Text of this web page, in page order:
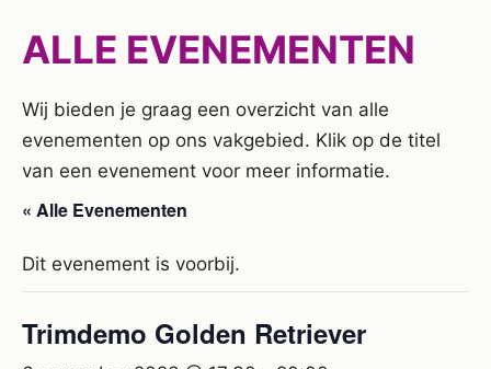
ALLE EVENEMENTEN
Wij bieden je graag een overzicht van alle
evenementen op ons vakgebied. Klik op de titel
van een evenement voor meer informatie.
« Alle Evenementen
Dit evenement is voorbij.
Trimdemo Golden Retriever